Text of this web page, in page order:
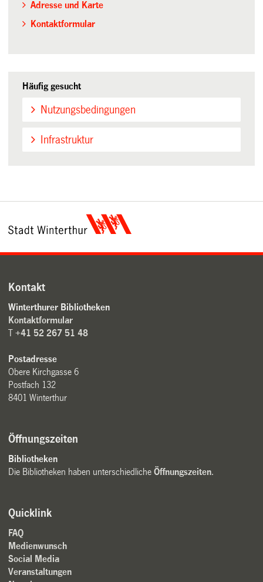
Adresse und Karte
Kontaktformular
Häufig gesucht
Nutzungsbedingungen
Infrastruktur
Kontakt
Winterthurer Bibliotheken
Kontaktformular
T+41 52 267 51 48
Postadresse
Obere Kirchgasse 6
Postfach 132
8401 Winterthur
Öffnungszeiten
Bibliotheken
Die Bibliotheken haben unterschiedlicheÖffnungszeiten.
Quicklink
FAQ
Medienwunsch
Social Media
Veranstaltungen